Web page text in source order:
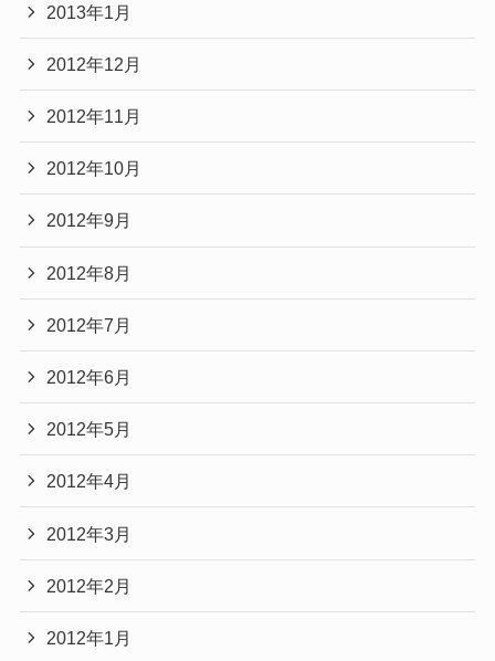
2013年1月
2012年12月
2012年11月
2012年10月
2012年9月
2012年8月
2012年7月
2012年6月
2012年5月
2012年4月
2012年3月
2012年2月
2012年1月